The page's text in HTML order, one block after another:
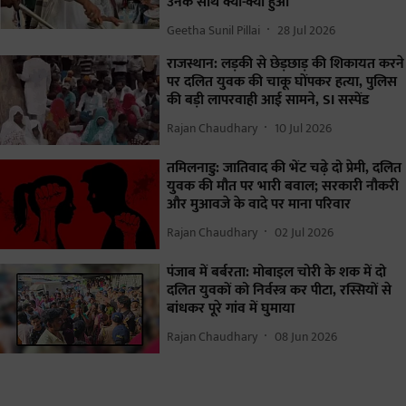
Geetha Sunil Pillai 28 Jul 2026
राजस्थान: लड़की से छेड़छाड़ की शिकायत करने
पर दलित युवक की चाकू घोंपकर हत्या, पुलिस
की बड़ी लापरवाही आई सामने, SI सस्पेंड
Rajan Chaudhary 10 Jul 2026
तमिलनाडु: जातिवाद की भेंट चढ़े दो प्रेमी, दलित
युवक की मौत पर भारी बवाल; सरकारी नौकरी
और मुआवजे के वादे पर माना परिवार
Rajan Chaudhary 02 Jul 2026
पंजाब में बर्बरता: मोबाइल चोरी के शक में दो
दलित युवकों को निर्वस्त्र कर पीटा, रस्सियों से
बांधकर पूरे गांव में घुमाया
Rajan Chaudhary 08 Jun 2026